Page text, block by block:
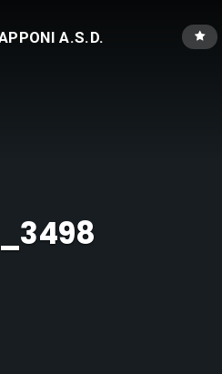
A.S.D.